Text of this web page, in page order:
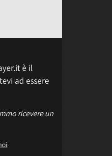
è il
ad essere
ricevere un